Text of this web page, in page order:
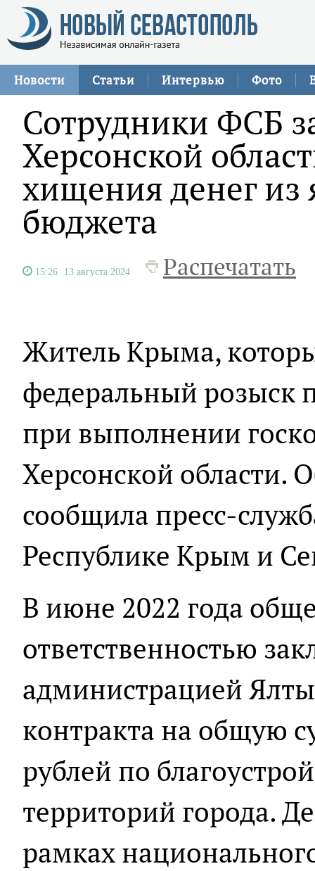
Новости Статьи Интервью Фото
Сотрудники ФСБ
Херсонской
хищения денег из
бюджета
15:26 13 августа 2024 Распечатать
Житель Крыма,
федеральный розыск
при выполнении
Херсонской области.
сообщила пресс-
Республике Крым и
В июне 2022 года
ответственностью
администрацией
контракта на общую
рублей по
территорий города.
рамках